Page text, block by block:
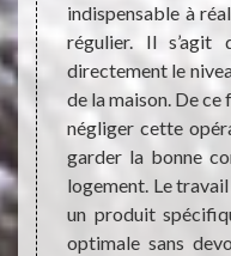
en
Et
en
indispensable à
régulier. Il s’agit
directement le
de la maison. De
négliger cette
garder la bonne
logement. Le
un produit
optimale sans